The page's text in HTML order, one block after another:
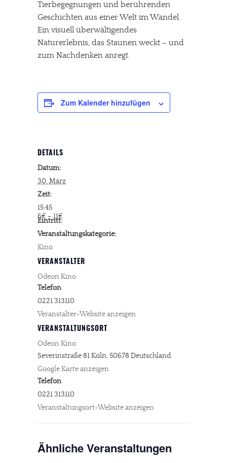
Tierbegegnungen und berührenden
Geschichten aus einer Welt im Wandel.
Ein visuell überwältigendes
Naturerlebnis, das Staunen weckt – und
zum Nachdenken anregt.
Zum Kalender hinzufügen
DETAILS
Datum:
30. März
Zeit:
15:45
Eintritt:
6€ – 11€
Veranstaltungskategorie:
Kino
VERANSTALTUNGSORT
Odeon Kino
Severinstraße 81Köln, 50678 Deutschland
Google Karte anzeigen
Telefon
0221 313110
Veranstaltungsort-Website anzeigen
VERANSTALTER
Odeon Kino
Telefon
0221 313110
Veranstalter-Website anzeigen
Ähnliche Veranstaltungen